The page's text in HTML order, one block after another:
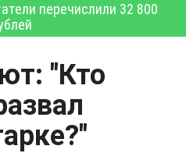
перечислили 32 800
"Кто